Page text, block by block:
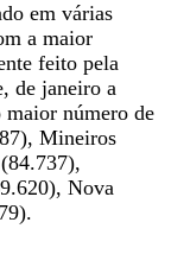
em várias
a maior
feito pela
de janeiro a
número de
Mineiros
Nova